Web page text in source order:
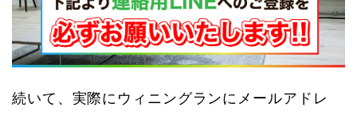
続いて、実際にウィニングランにメールアドレ